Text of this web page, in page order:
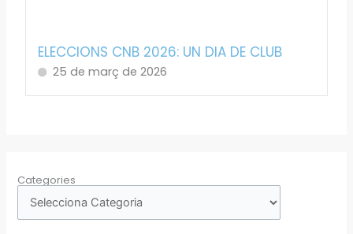
ELECCIONS CNB 2026: UN DIA DE CLUB
25 de març de 2026
Categories